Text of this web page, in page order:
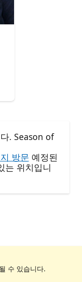
. Season of
방문 예정된
는 위치입니
수 있습니다.